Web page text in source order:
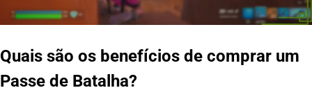
Quais são os benefícios de comprar um
Passe de Batalha?